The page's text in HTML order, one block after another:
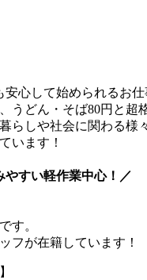
心して始められるお
うどん・そば80円と
らしや社会に関わる
います！
やすい軽作業中心！／
す。
フが在籍しています！